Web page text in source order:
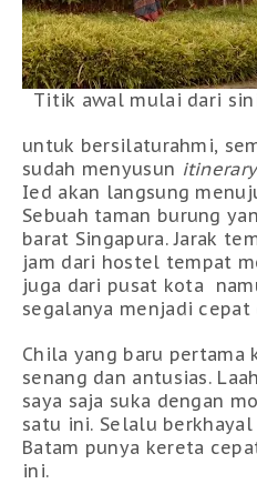
Titik awal mulai dari
untuk bersilaturahmi,
sudah menyusun itinerary
Ied akan langsung
Sebuah taman burung
barat Singapura. Jarak
jam dari hostel tempat
juga dari pusat kota
segalanya menjadi cepat
Chila yang baru pertama
senang dan antusias.
saya saja suka dengan
satu ini. Selalu berkhayal
Batam punya kereta
ini.